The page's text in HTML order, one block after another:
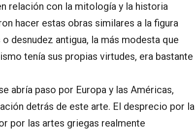
relación con la mitología y la historia
hacer estas obras similares a la figura
desnudez antigua, la más modesta que
tenía sus propias virtudes, era bastante
abría paso por Europa y las Américas,
detrás de este arte. El desprecio por la
por las artes griegas realmente